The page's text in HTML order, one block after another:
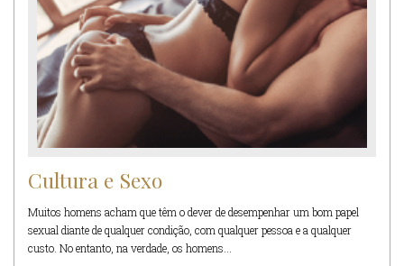
Cultura e Sexo
Muitos homens acham que têm o dever de desempenhar um bom papel
sexual diante de qualquer condição, com qualquer pessoa e a qualquer
custo. No entanto, na verdade, os homens...